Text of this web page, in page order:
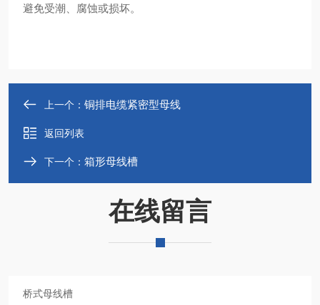
避免受潮、腐蚀或损坏。
上一个： 铜排电缆紧密型母线
返回列表
下一个： 箱形母线槽
在线留言